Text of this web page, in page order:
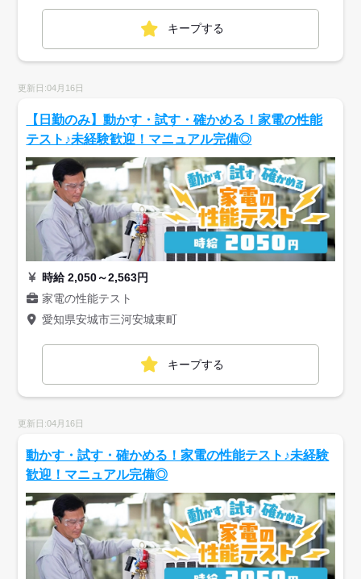
キープする
更新日:04月16日
【日勤のみ】動かす・試す・確かめる！家電の性能
テスト♪未経験歓迎！マニュアル完備◎
時給 2,050～2,563円
家電の性能テスト
愛知県安城市三河安城東町
キープする
更新日:04月16日
動かす・試す・確かめる！家電の性能テスト♪未経験
歓迎！マニュアル完備◎